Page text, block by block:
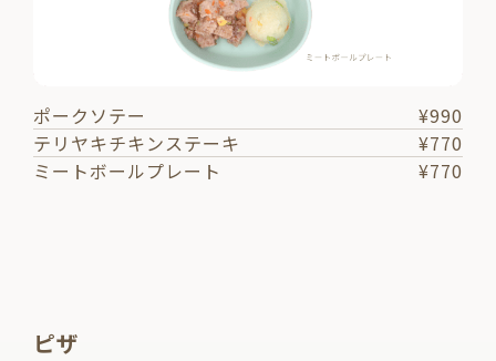
ポークソテー
¥990
テリヤキチキンステーキ
¥770
ミートボールプレート
¥770
ピザ